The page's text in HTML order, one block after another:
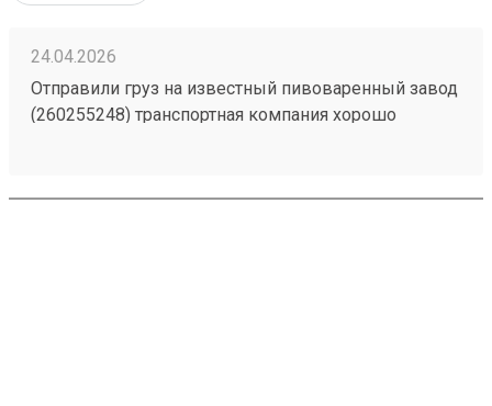
24.04.2026
Отправили груз на известный пивоваренный завод
(260255248) транспортная компания хорошо